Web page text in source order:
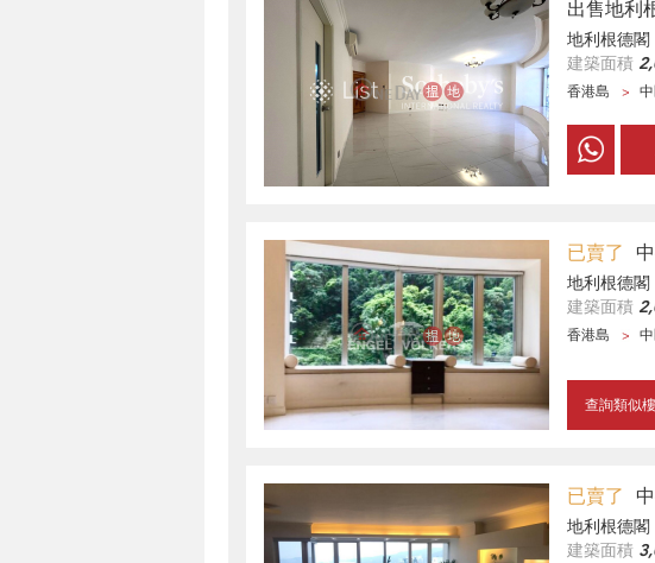
出售地利
地利根德閣
建築面積
香港島
已賣了
地利根德閣
建築面積
香港島
查詢類似
已賣了
地利根德閣
建築面積